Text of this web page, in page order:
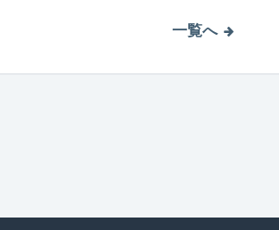
一覧へ